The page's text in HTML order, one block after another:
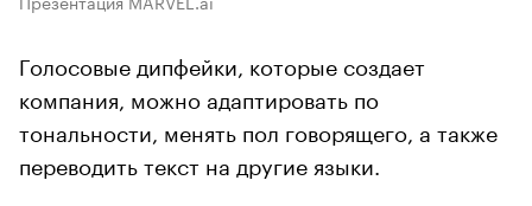
Голосовые дипфейки, которые создает
компания, можно адаптировать по
тональности, менять пол говорящего, а также
переводить текст на другие языки.